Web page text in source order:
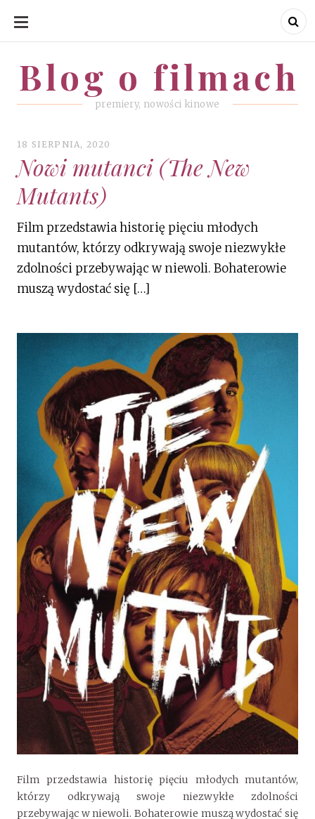
SKIP
CONTENT
Blog o filmach
premiery, nowości kinowe
Blog o filmach
18 SIERPNIA, 2020
Nowi mutanci (The New
Mutants)
Film przedstawia historię pięciu młodych
mutantów, którzy odkrywają swoje niezwykłe
zdolności przebywając w niewoli. Bohaterowie
muszą wydostać się […]
Film przedstawia historię pięciu młodych mutantów,
którzy odkrywają swoje niezwykłe zdolności
przebywając w niewoli. Bohaterowie muszą wydostać się